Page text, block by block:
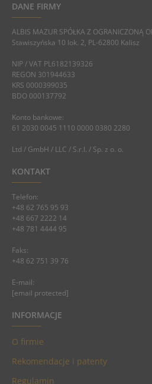
DANE FIRMY
ALBIS MAZUR SPÓŁKA Z OGRANICZONĄ
Stawiszyńska 10 lok. 2, PL-62800 Kalisz
NIP / VAT PL6182139326
REGON 301944633
KRS 0000399035
BDO 000137792
Konto bankowe:
61 2030 0045 1110 0000 0380 2280
Ltd / GmbH / LLC / S.r.l. / Sp. z o. o.
KONTAKT
Telefon:
+48 62 765 95 93
+48 667 2222 14
+48 781 4444 95
Faks:
+48 62 751 39 76
E-mail:
[email protected]
INFORMACJE
O firmie
Rekomendacje i patenty
Regulamin